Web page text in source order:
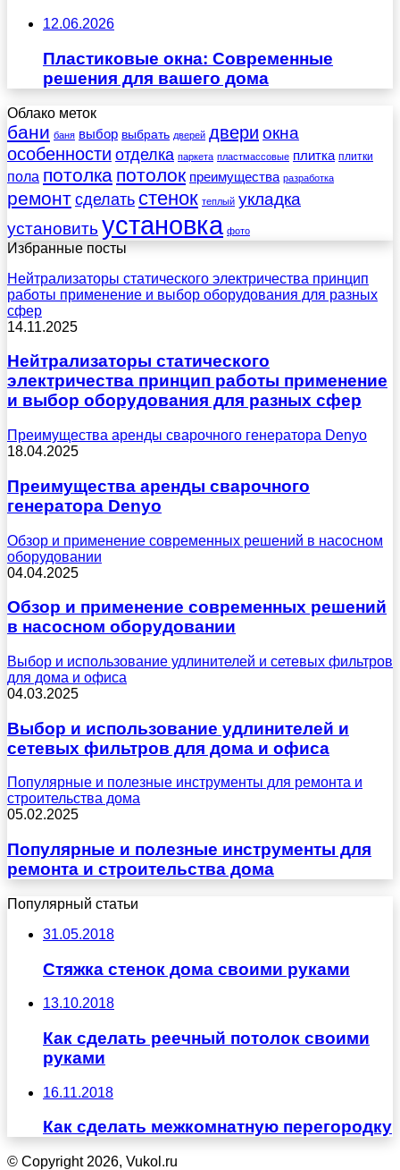
12.06.2026
Пластиковые окна: Современные
решения для вашего дома
Облако меток
бани баня выбор выбрать дверей двери окна
особенности отделка паркета пластмассовые плитка плитки
пола потолка потолок преимущества разработка
ремонт сделать стенок теплый укладка
установить установка фото
Избранные посты
Нейтрализаторы статического электричества принцип
работы применение и выбор оборудования для разных
сфер
14.11.2025
Нейтрализаторы статического
электричества принцип работы применение
и выбор оборудования для разных сфер
Преимущества аренды сварочного генератора Denyo
18.04.2025
Преимущества аренды сварочного
генератора Denyo
Обзор и применение современных решений в насосном
оборудовании
04.04.2025
Обзор и применение современных решений
в насосном оборудовании
Выбор и использование удлинителей и сетевых фильтров
для дома и офиса
04.03.2025
Выбор и использование удлинителей и
сетевых фильтров для дома и офиса
Популярные и полезные инструменты для ремонта и
строительства дома
05.02.2025
Популярные и полезные инструменты для
ремонта и строительства дома
Популярный статьи
31.05.2018
Стяжка стенок дома своими руками
13.10.2018
Как сделать реечный потолок своими
руками
16.11.2018
Как сделать межкомнатную перегородку
© Copyright 2026, Vukol.ru